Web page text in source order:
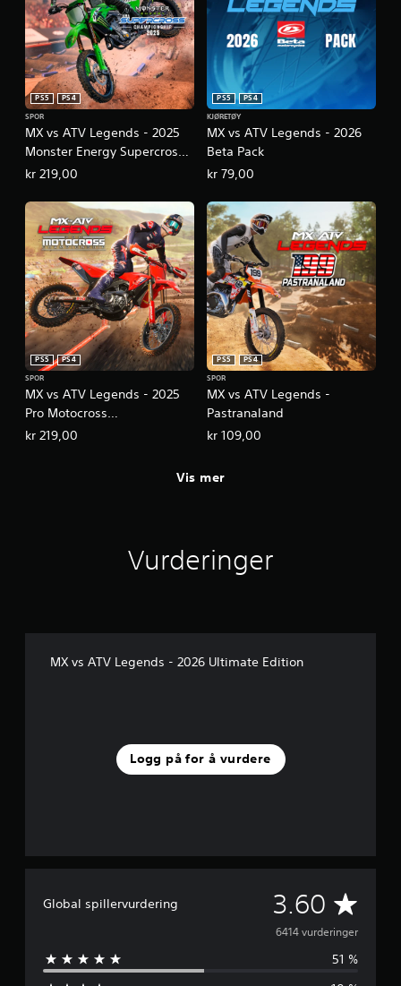
MX vs ATV Legends - 2025
Monster Energy Supercross
Championship
PS5
PS4
SPOR
kr 219,00
MX vs ATV Legends - 2026
Beta Pack
PS5
PS4
KJØRETØY
kr 79,00
MX vs ATV Legends - 2025
Pro Motocross
Championship
PS5
PS4
SPOR
kr 219,00
MX vs ATV Legends -
Pastranaland
PS5
PS4
SPOR
kr 109,00
Vis mer
Vurderinger
MX vs ATV Legends - 2026 Ultimate Edition
Logg på for å vurdere
Global spillervurdering 3.60 G
j
e
6414 vurderinger
51 %